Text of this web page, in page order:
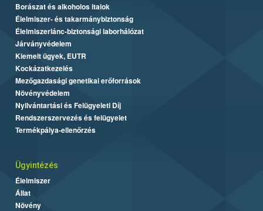
Borászat és alkoholos italok
Élelmiszer- és takarmánybiztonság
Élelmiszerlánc-biztonsági laborhálózat
Járványvédelem
Kiemelt ügyek, EUTR
Kockázatkezelés
Mezőgazdasági genetikai erőforrások
Növényvédelem
Nyilvántartási és Felügyeleti Díj
Rendszerszervezés és felügyelet
Termékpálya-ellenőrzés
Ügyintézés
Élelmiszer
Állat
Növény